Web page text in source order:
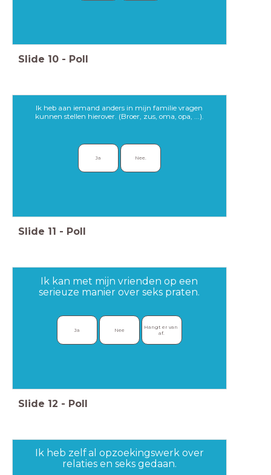
Slide 10 - Poll
Ik heb aan iemand anders in mijn familie vragen
kunnen stellen hierover. (Broer, zus, oma, opa, ...).
Ja Nee.
Slide 11 - Poll
Ik kan met mijn vrienden op een
serieuze manier over seks praten.
Ja Nee
Hangt er van
af.
Slide 12 - Poll
Ik heb zelf al opzoekingswerk over
relaties en seks gedaan.